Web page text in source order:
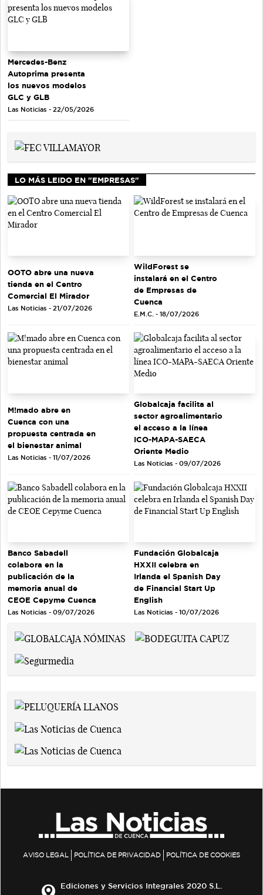
Mercedes-Benz
Autoprima presenta
los nuevos modelos
GLC y GLB
Las Noticias - 22/05/2026
LO MÁS LEIDO EN "EMPRESAS"
OOTO abre una nueva
tienda en el Centro
Comercial El Mirador
Las Noticias - 21/07/2026
WildForest se
instalará en el Centro
de Empresas de
Cuenca
E.M.C. - 18/07/2026
M!mado abre en
Cuenca con una
propuesta centrada en
el bienestar animal
Las Noticias - 11/07/2026
Globalcaja facilita al
sector agroalimentario
el acceso a la línea
ICO-MAPA-SAECA
Oriente Medio
Las Noticias - 09/07/2026
Banco Sabadell
colabora en la
publicación de la
memoria anual de
CEOE Cepyme Cuenca
Las Noticias - 09/07/2026
Fundación Globalcaja
HXXII celebra en
Irlanda el Spanish Day
de Financial Start Up
English
Las Noticias - 10/07/2026
AVISO LEGAL POLÍTICA DE PRIVACIDAD POLÍTICA DE COOKIES
Ediciones y Servicios Integrales 2020 S.L.